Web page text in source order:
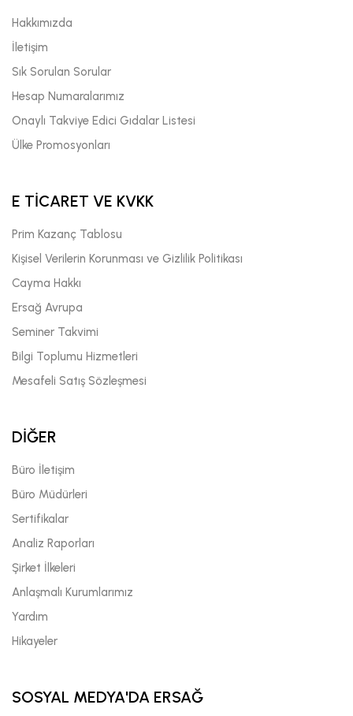
Hakkımızda
İletişim
Sık Sorulan Sorular
Hesap Numaralarımız
Onaylı Takviye Edici Gıdalar Listesi
Ülke Promosyonları
E TİCARET VE KVKK
Prim Kazanç Tablosu
Kişisel Verilerin Korunması ve Gizlilik Politikası
Cayma Hakkı
Ersağ Avrupa
Seminer Takvimi
Bilgi Toplumu Hizmetleri
Mesafeli Satış Sözleşmesi
DİĞER
Büro İletişim
Büro Müdürleri
Sertifikalar
Analiz Raporları
Şirket İlkeleri
Anlaşmalı Kurumlarımız
Yardım
Hikayeler
SOSYAL MEDYA'DA ERSAĞ